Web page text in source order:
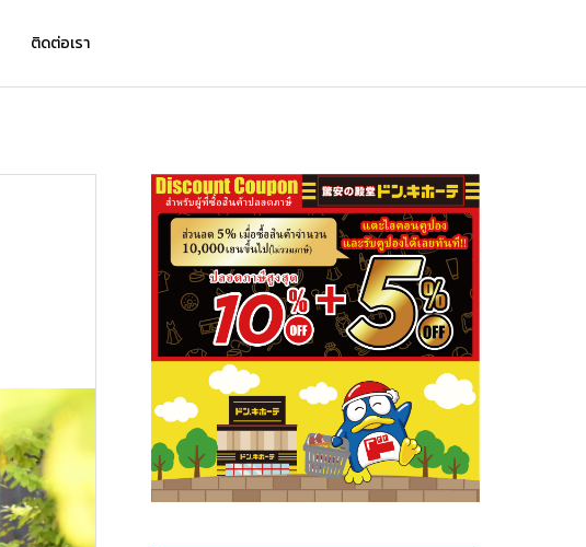
ติดต่อเรา
“อาหารเกียวโต ซากุราอิ ปลาทูน่าต้มสไต
ล์อาริมะ (Hon Maguro Arima Ni)” — ข
องกินญี่ปุ่นรสละมุน เปิดปุ๊บกินได้ เหมาะทั้
งมื้อเร่งด่วนและของฝาก
2026.01.28
สัมผัสความงดงามระดับโลก ปักหมุดเที่ย
ว “ภูเขาฮาโกดาเตะ” พร้อมที่พักและจุดเช็
กอินห้ามพลาด!
2026.08.03
“อาหารเกียวโต ซากุราอิ ปลาทูน่าต้มสไต
ล์อาริมะ (Hon Maguro Arima Ni)” — ข
องกินญี่ปุ่นรสละมุน เปิดปุ๊บกินได้ เหมาะทั้
งมื้อเร่งด่วนและของฝาก
2026.01.28